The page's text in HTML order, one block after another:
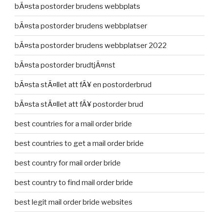
bÃ¤sta postorder brudens webbplats
bÃ¤sta postorder brudens webbplatser
bÃ¤sta postorder brudens webbplatser 2022
bÃ¤sta postorder brudtjÃ¤nst
bÃ¤sta stÃ¤llet att fÃ¥ en postorderbrud
bÃ¤sta stÃ¤llet att fÃ¥ postorder brud
best countries for a mail order bride
best countries to get a mail order bride
best country for mail order bride
best country to find mail order bride
best legit mail order bride websites